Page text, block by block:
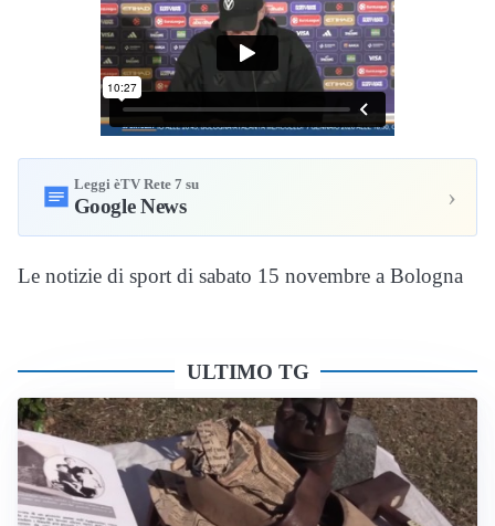
Leggi èTV Rete 7 su
Google News ›
Le notizie di sport di sabato 15 novembre a Bologna
ULTIMO TG